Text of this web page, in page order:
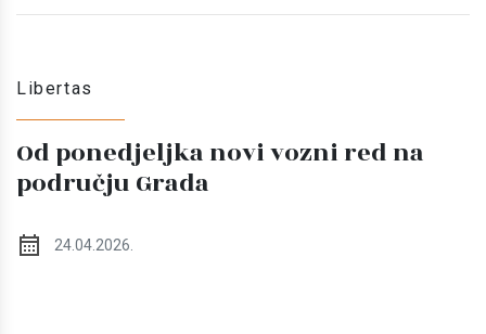
Libertas
Od ponedjeljka novi vozni red na
području Grada
24.04.2026.